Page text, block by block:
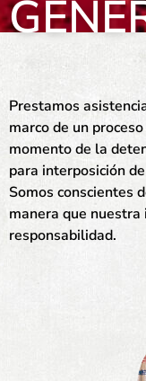
Prestamos
marco de un
momento de la
para interposición
Somos conscientes
manera que nuestra
responsabilidad.